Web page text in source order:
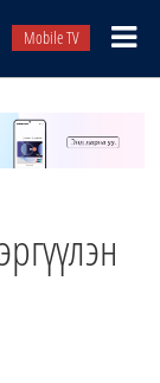
Mobile TV